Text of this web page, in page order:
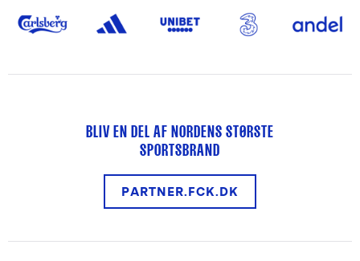
BLIV EN DEL AF NORDENS STØRSTE
SPORTSBRAND
PARTNER.FCK.DK